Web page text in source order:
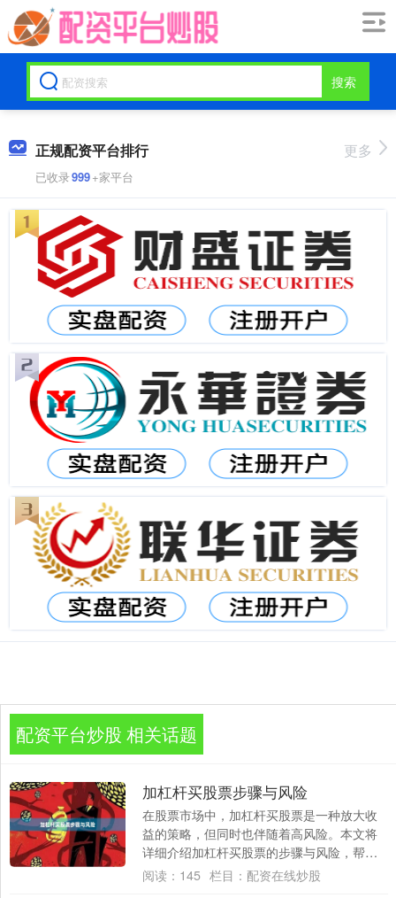
搜索
正规配资平台排行
已收录999+家平台
更多
配资平台炒股 相关话题
加杠杆买股票步骤与风险
在股票市场中，加杠杆买股票是一种放大收
益的策略，但同时也伴随着高风险。本文将
详细介绍加杠杆买股票的步骤与风险，帮助
投资者理性决策。 ## 一、加杠杆买股票的常
阅读： 145 栏目： 配资在线炒股